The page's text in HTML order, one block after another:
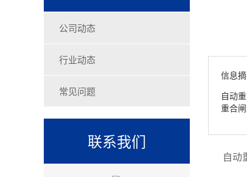
公司动态
行业动态
常见问题
联系我们
信息摘
自动
重合
自动